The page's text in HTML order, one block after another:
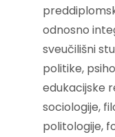
odnosno
sveučilišni
politike,
edukacijske
sociologije,
politologije,